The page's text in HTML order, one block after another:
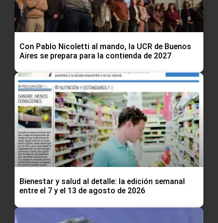
Con Pablo Nicoletti al mando, la UCR de Buenos
Aires se prepara para la contienda de 2027
Bienestar y salud al detalle: la edición semanal
entre el 7 y el 13 de agosto de 2026